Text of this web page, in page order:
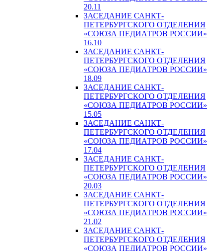
20.11
ЗАСЕДАНИЕ САНКТ-
ПЕТЕРБУРГСКОГО ОТДЕЛЕНИЯ
«СОЮЗА ПЕДИАТРОВ РОССИИ»
16.10
ЗАСЕДАНИЕ САНКТ-
ПЕТЕРБУРГСКОГО ОТДЕЛЕНИЯ
«СОЮЗА ПЕДИАТРОВ РОССИИ»
18.09
ЗАСЕДАНИЕ САНКТ-
ПЕТЕРБУРГСКОГО ОТДЕЛЕНИЯ
«СОЮЗА ПЕДИАТРОВ РОССИИ»
15.05
ЗАСЕДАНИЕ САНКТ-
ПЕТЕРБУРГСКОГО ОТДЕЛЕНИЯ
«СОЮЗА ПЕДИАТРОВ РОССИИ»
17.04
ЗАСЕДАНИЕ САНКТ-
ПЕТЕРБУРГСКОГО ОТДЕЛЕНИЯ
«СОЮЗА ПЕДИАТРОВ РОССИИ»
20.03
ЗАСЕДАНИЕ САНКТ-
ПЕТЕРБУРГСКОГО ОТДЕЛЕНИЯ
«СОЮЗА ПЕДИАТРОВ РОССИИ»
21.02
ЗАСЕДАНИЕ САНКТ-
ПЕТЕРБУРГСКОГО ОТДЕЛЕНИЯ
«СОЮЗА ПЕДИАТРОВ РОССИИ»